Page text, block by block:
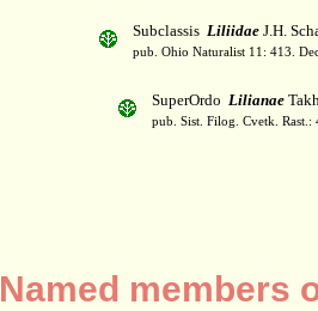
Subclassis Liliidae J.H.
pub. Ohio Naturalist 11: 413.
SuperOrdo Lilianae
pub. Sist. Filog. Cvetk. Rast.:
Named members